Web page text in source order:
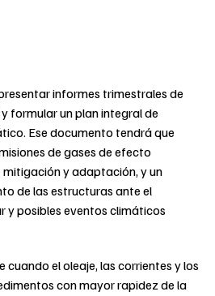
informes trimestrales de
formular un plan integral de
Ese documento tendrá que
de gases de efecto
y adaptación, y un
de las estructuras ante el
y posibles eventos climáticos
cuando el oleaje, las corrientes y los
con mayor rapidez de la